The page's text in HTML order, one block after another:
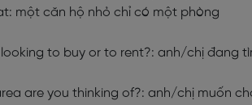
một căn hộ nhỏ chỉ có một phòng
looking to buy or to rent?: anh/chị đang
are you thinking of?: anh/chị muốn